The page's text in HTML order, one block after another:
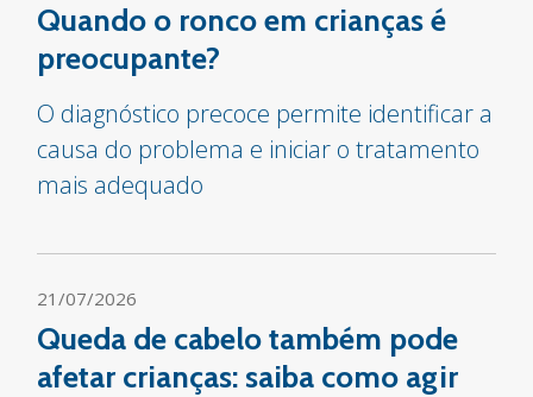
Quando o ronco em crianças é
preocupante?
O diagnóstico precoce permite identificar a
causa do problema e iniciar o tratamento
mais adequado
21/07/2026
Queda de cabelo também pode
afetar crianças: saiba como agir